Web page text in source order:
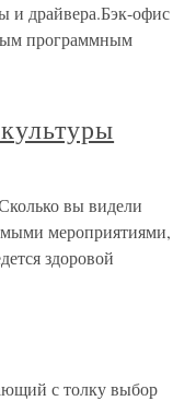
и драйвера.Бэк-офис
программным
вы видели
мероприятиями,
здоровой
с толку выбор